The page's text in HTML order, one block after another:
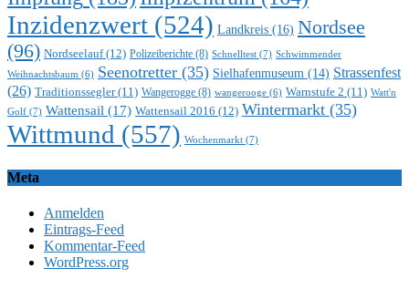
Inzidenzwert (524) Landkreis (16) Nordsee
(96) Nordseelauf(12) Polizeiberichte (8) Schnelltest (7) Schwimmender
Weihnachtsbaum (6) Seenotretter (35) Sielhafenmuseum (14) Strassenfest
(26) Traditionssegler(11) Wangerogge (8) wangerooge (6) Warnstufe 2 (11) Watt'n
Golf (7) Wattensail (17) Wattensail 2016 (12) Wintermarkt (35)
Wittmund (557) Wochenmarkt (7)
Meta
Anmelden
Eintrags-Feed
Kommentar-Feed
WordPress.org